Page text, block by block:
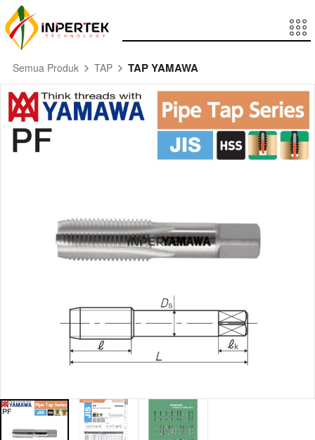
Semua Produk TAP TAP YAMAWA